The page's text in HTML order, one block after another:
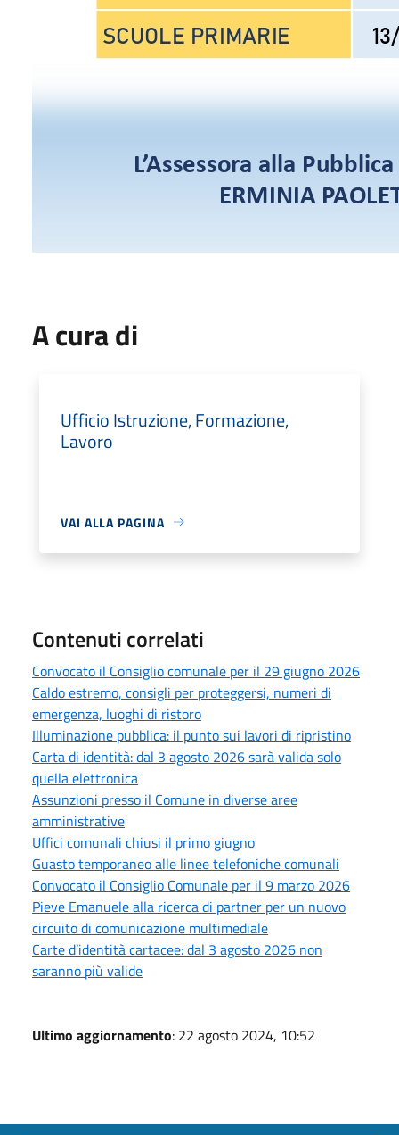
A cura di
Ufficio Istruzione, Formazione,
Lavoro
VAI ALLA PAGINA
Contenuti correlati
Convocato il Consiglio comunale per il 29 giugno 2026
Caldo estremo, consigli per proteggersi, numeri di
emergenza, luoghi di ristoro
Illuminazione pubblica: il punto sui lavori di ripristino
Carta di identità: dal 3 agosto 2026 sarà valida solo
quella elettronica
Assunzioni presso il Comune in diverse aree
amministrative
Uffici comunali chiusi il primo giugno
Guasto temporaneo alle linee telefoniche comunali
Convocato il Consiglio Comunale per il 9 marzo 2026
Pieve Emanuele alla ricerca di partner per un nuovo
circuito di comunicazione multimediale
Carte d’identità cartacee: dal 3 agosto 2026 non
saranno più valide
Ultimo aggiornamento: 22 agosto 2024, 10:52